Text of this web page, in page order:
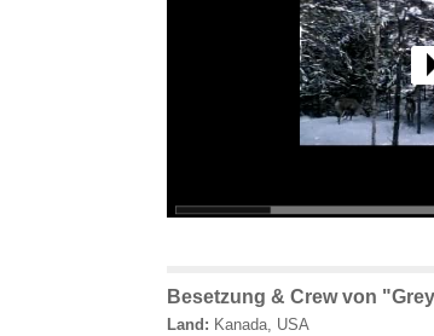
Besetzung & Crew von
Land: Kanada, USA